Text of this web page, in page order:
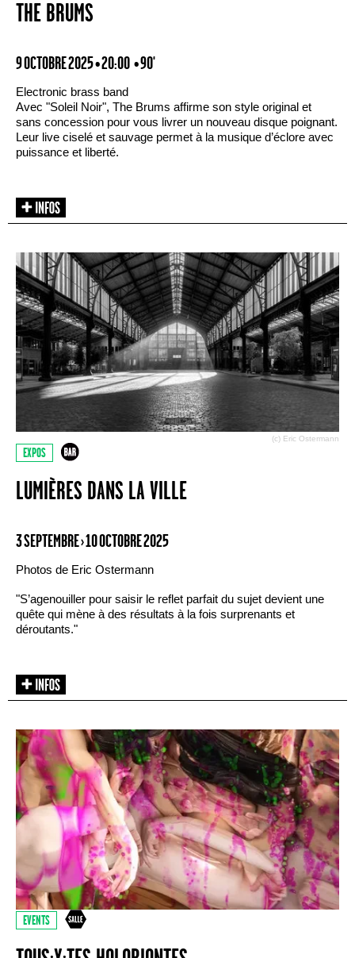
THE BRUMS
9 OCTOBRE 2025 • 20:00 • 90'
Electronic brass band
Avec "Soleil Noir", The Brums affirme son style original et
sans concession pour vous livrer un nouveau disque poignant.
Leur live ciselé et sauvage permet à la musique d’éclore avec
puissance et liberté.
(c) Eric Ostermann
EXPOS
LUMIÈRES DANS LA VILLE
3 SEPTEMBRE › 10 OCTOBRE 2025
Photos de Eric Ostermann
"S’agenouiller pour saisir le reflet parfait du sujet devient une
quête qui mène à des résultats à la fois surprenants et
déroutants."
EVENTS